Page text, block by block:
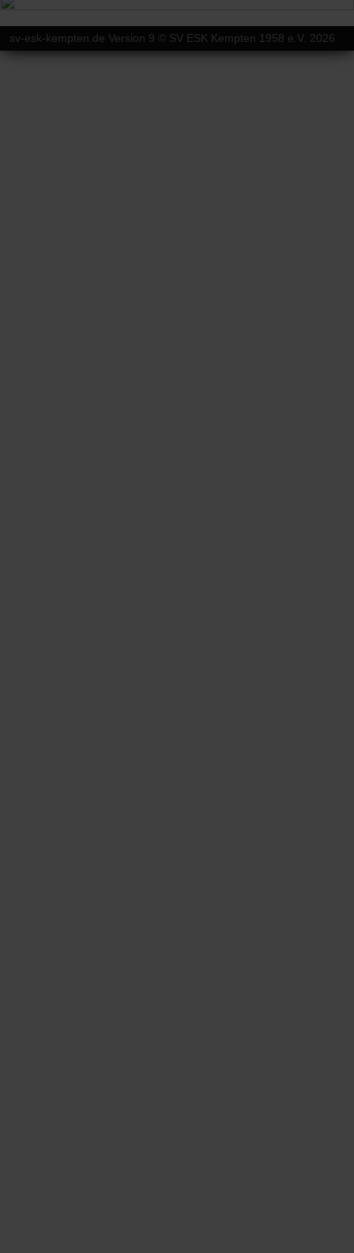
sv-esk-kempten.de Version 9 © SV ESK Kempten 1958 e.V. 2026